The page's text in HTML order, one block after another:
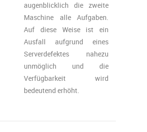
augenblicklich die zweite
Maschine alle Aufgaben.
Auf diese Weise ist ein
Ausfall aufgrund eines
Serverdefektes nahezu
unmöglich und die
Verfügbarkeit wird
bedeutend erhöht.